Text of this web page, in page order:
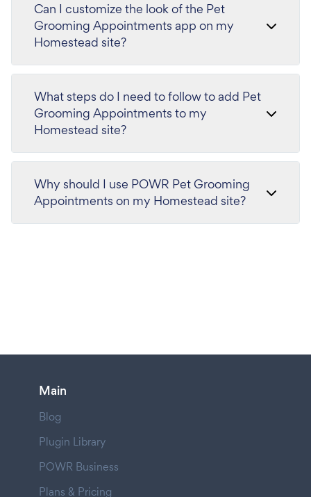
Can I customize the look of the Pet
Grooming Appointments app on my
Homestead site?
What steps do I need to follow to add Pet
Grooming Appointments to my
Homestead site?
Why should I use POWR Pet Grooming
Appointments on my Homestead site?
Main
Blog
Plugin Library
POWR Business
Plans & Pricing